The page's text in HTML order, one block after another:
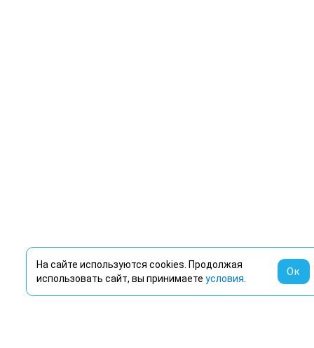
На сайте используются cookies. Продолжая
использовать сайт, вы принимаете условия
Ок